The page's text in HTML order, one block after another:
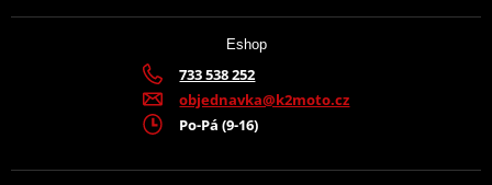
Eshop
733 538 252
objednavka@k2moto.cz
Po-Pá (9-16)